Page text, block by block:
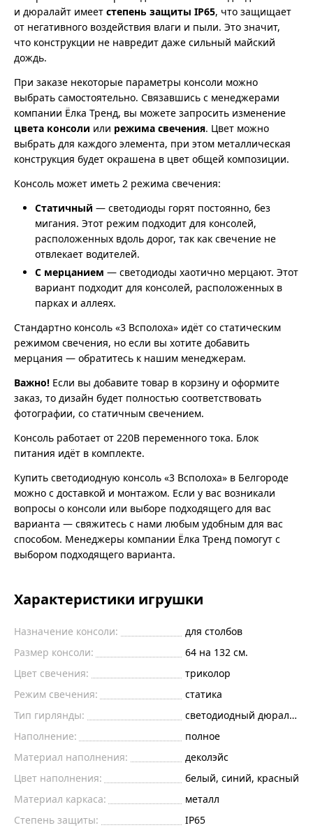
и дюралайт имеет степень защиты IP65, что защищает
от негативного воздействия влаги и пыли. Это значит,
что конструкции не навредит даже сильный майский
дождь.
При заказе некоторые параметры консоли можно
выбрать самостоятельно. Связавшись с менеджерами
компании Ёлка Тренд, вы можете запросить изменение
цвета консоли или режима свечения. Цвет можно
выбрать для каждого элемента, при этом металлическая
конструкция будет окрашена в цвет общей композиции.
Консоль может иметь 2 режима свечения:
Статичный — светодиоды горят постоянно, без
мигания. Этот режим подходит для консолей,
расположенных вдоль дорог, так как свечение не
отвлекает водителей.
С мерцанием — светодиоды хаотично мерцают. Этот
вариант подходит для консолей, расположенных в
парках и аллеях.
Стандартно консоль «3 Всполоха» идёт со статическим
режимом свечения, но если вы хотите добавить
мерцания — обратитесь к нашим менеджерам.
Важно! Если вы добавите товар в корзину и оформите
заказ, то дизайн будет полностью соответствовать
фотографии, со статичным свечением.
Консоль работает от 220В переменного тока. Блок
питания идёт в комплекте.
Купить светодиодную консоль «3 Всполоха» в Белгороде
можно с доставкой и монтажом. Если у вас возникали
вопросы о консоли или выборе подходящего для вас
варианта — свяжитесь с нами любым удобным для вас
способом. Менеджеры компании Ёлка Тренд помогут с
выбором подходящего варианта.
Характеристики игрушки
Назначение консоли:
для столбов
Размер консоли:
64 на 132 см.
Цвет свечения:
триколор
Режим свечения:
статика
Тип гирлянды:
светодиодный дюралайт
Наполнение:
полное
Материал наполнения:
деколэйс
Цвет наполнения:
белый, синий, красный
Материал каркаса:
металл
Степень защиты:
IP65